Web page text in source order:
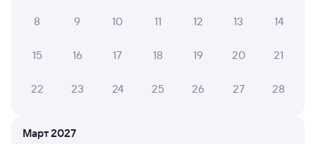
Лежанки не возможно спустить или поднять.
6
19 июля 2026 • Поезд 373С
вагонов уже нет
8 9 10 11 12 13 14
15 16 17 18 19 20 21
22 23 24 25 26 27 28
Март 2027